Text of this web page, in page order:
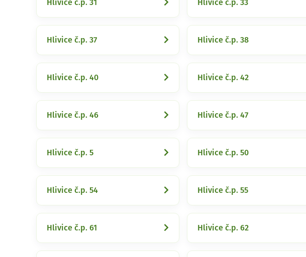
Hlivice č.p. 31 Hlivice č.p. 33
Hlivice č.p. 37 Hlivice č.p. 38
Hlivice č.p. 40 Hlivice č.p. 42
Hlivice č.p. 46 Hlivice č.p. 47
Hlivice č.p. 5 Hlivice č.p. 50
Hlivice č.p. 54 Hlivice č.p. 55
Hlivice č.p. 61 Hlivice č.p. 62